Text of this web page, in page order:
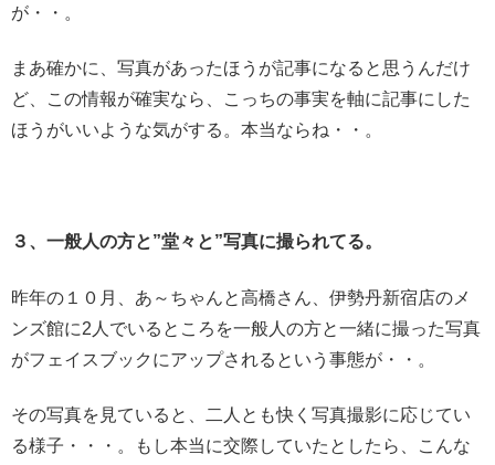
が・・。
まあ確かに、写真があったほうが記事になると思うんだけ
ど、この情報が確実なら、こっちの事実を軸に記事にした
ほうがいいような気がする。本当ならね・・。
３、一般人の方と”堂々と”写真に撮られてる。
昨年の１０月、あ～ちゃんと高橋さん、伊勢丹新宿店のメ
ンズ館に2人でいるところを一般人の方と一緒に撮った写真
がフェイスブックにアップされるという事態が・・。
その写真を見ていると、二人とも快く写真撮影に応じてい
る様子・・・。もし本当に交際していたとしたら、こんな